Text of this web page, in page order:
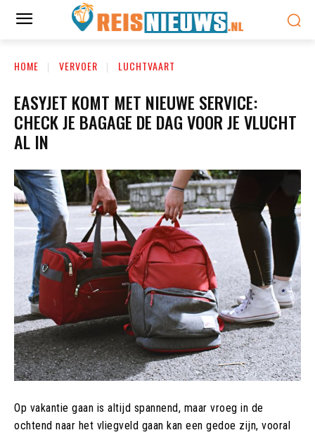
HOME VERVOER LUCHTVAART
EASYJET KOMT MET NIEUWE SERVICE:
CHECK JE BAGAGE DE DAG VOOR JE VLUCHT
AL IN
Op vakantie gaan is altijd spannend, maar vroeg in de
ochtend naar het vliegveld gaan kan een gedoe zijn, vooral